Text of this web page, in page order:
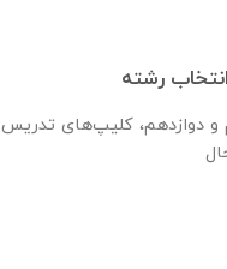
رشته
و دوازدهم، کلیپ‌های تدریس